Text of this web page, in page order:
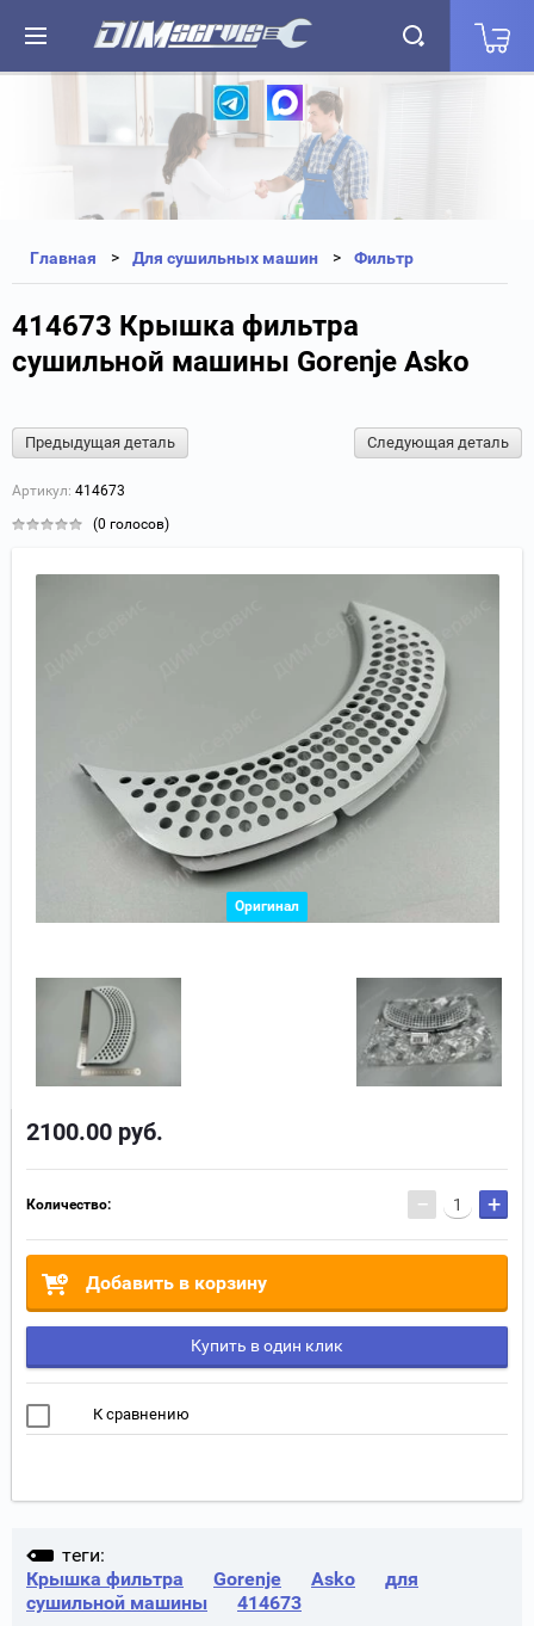
+7(812) 323-87-27
+7(812) 327-25-35
Главная Для сушильных машин Фильтр
414673 Крышка фильтра
сушильной машины Gorenje Asko
Предыдущая деталь Следующая деталь
Артикул: 414673
(0 голосов)
Оригинал
2100.00 руб.
Количество: − +
Добавить в корзину
Купить в один клик
К сравнению
теги:
Крышка фильтра
Gorenje Asko
для
сушильной машины
414673